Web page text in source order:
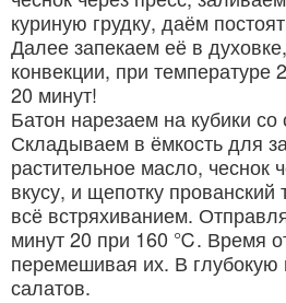
куриную грудку, даём
Далее запекаем её в
конвекции, при температуре
20 минут!
Батон нарезаем на кубики
Складываем в ёмкость для
растительное масло, чеснок
вкусу, и щепотку
всё встряхиванием.
минут 20 при 160 ℃. Время
перемешивая их. В глубокую
салатов.